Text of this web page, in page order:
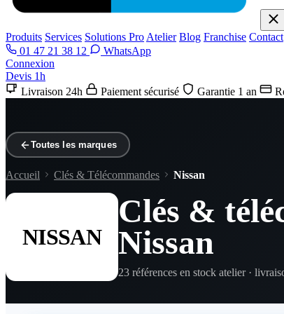
Produits Services Solutions Pro Atelier Blog Franchise Contact
01 47 21 38 12
WhatsApp
Connexion
Devis 1h
Livraison 24h
Paiement sécurisé Garantie 1 an
Toutes les marques
Accueil Clés & Télécommandes Nissan
NISSAN
Clés &
Nissan
23 références en stock atelier ·